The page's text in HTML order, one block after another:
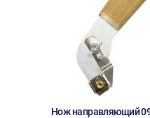
Нож направляющий